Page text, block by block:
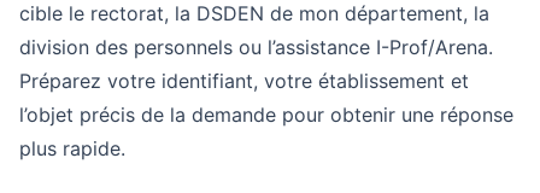
cible le rectorat, la DSDEN de mon département, la
division des personnels ou l’assistance I-Prof/Arena.
Préparez votre identifiant, votre établissement et
l’objet précis de la demande pour obtenir une réponse
plus rapide.